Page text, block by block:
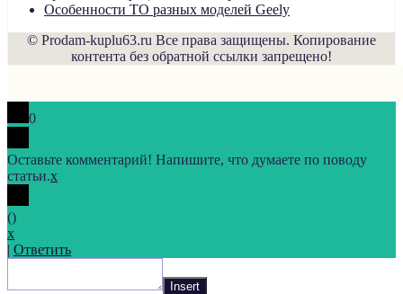
Особенности ТО разных моделей Geely
© Prodam-kuplu63.ru Все права защищены. Копирование
контента без обратной ссылки запрещено!
0
Оставьте комментарий! Напишите, что думаете по поводу
статьи.x
()
x
| Ответить
Insert